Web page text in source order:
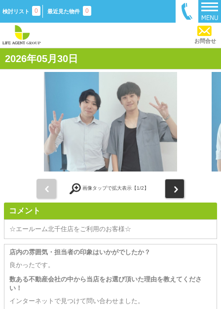
検討リスト 0 最近見た物件 0
お問合せ
2026年05月30日
画像タップで拡大表示【1/2】
コメント
☆エールーム北千住店をご利用のお客様☆
店内の雰囲気・担当者の印象はいかがでしたか？
良かったです。
数ある不動産会社の中から当店をお選び頂いた理由を教えてくださ
い！
インターネットで見つけて問い合わせました。